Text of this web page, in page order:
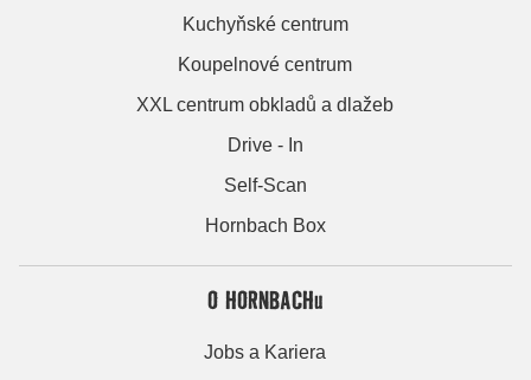
Kuchyňské centrum
Koupelnové centrum
XXL centrum obkladů a dlažeb
Drive - In
Self-Scan
Hornbach Box
O HORNBACHu
Jobs a Kariera